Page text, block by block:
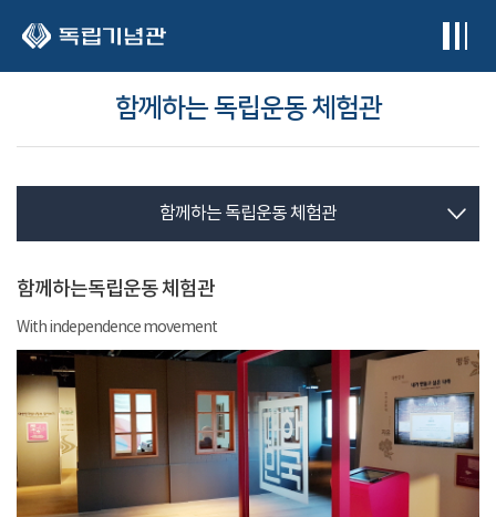
함께하는 독립운동 체험관
함께하는 독립운동 체험관
함께하는독립운동 체험관
With independence movement